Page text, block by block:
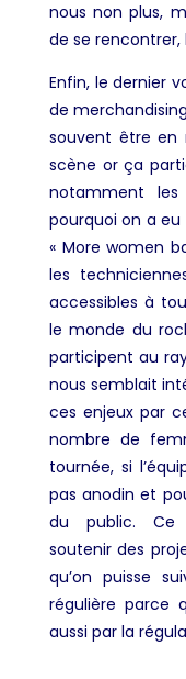
nous non plus,
de se rencontrer,
Enfin, le dernier
de
souvent être en
scène or ça
notamment les
pourquoi on a
« More women
les
accessibles à
le monde du
participent au
nous semblait
ces enjeux par
nombre de
tournée, si
pas anodin et
du public. Ce
soutenir des
qu’on puisse
régulière parce
aussi par la